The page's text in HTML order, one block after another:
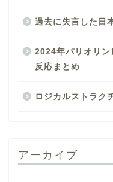
過去に失言した日
2024年パリオリン
反応まとめ
ロジカルストラ
アーカイブ